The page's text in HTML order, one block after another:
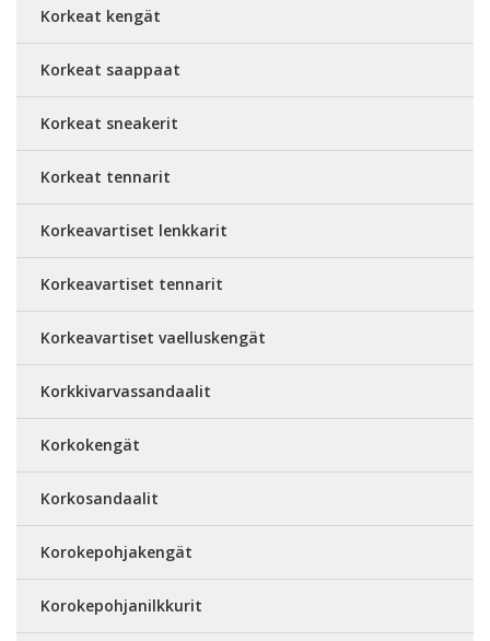
Korkeat kengät
Korkeat saappaat
Korkeat sneakerit
Korkeat tennarit
Korkeavartiset lenkkarit
Korkeavartiset tennarit
Korkeavartiset vaelluskengät
Korkkivarvassandaalit
Korkokengät
Korkosandaalit
Korokepohjakengät
Korokepohjanilkkurit